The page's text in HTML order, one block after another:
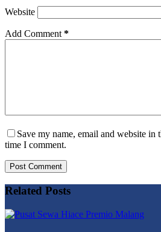
Website
Add Comment*
Save my name, email and website in
time I comment.
Post Comment
Related Posts